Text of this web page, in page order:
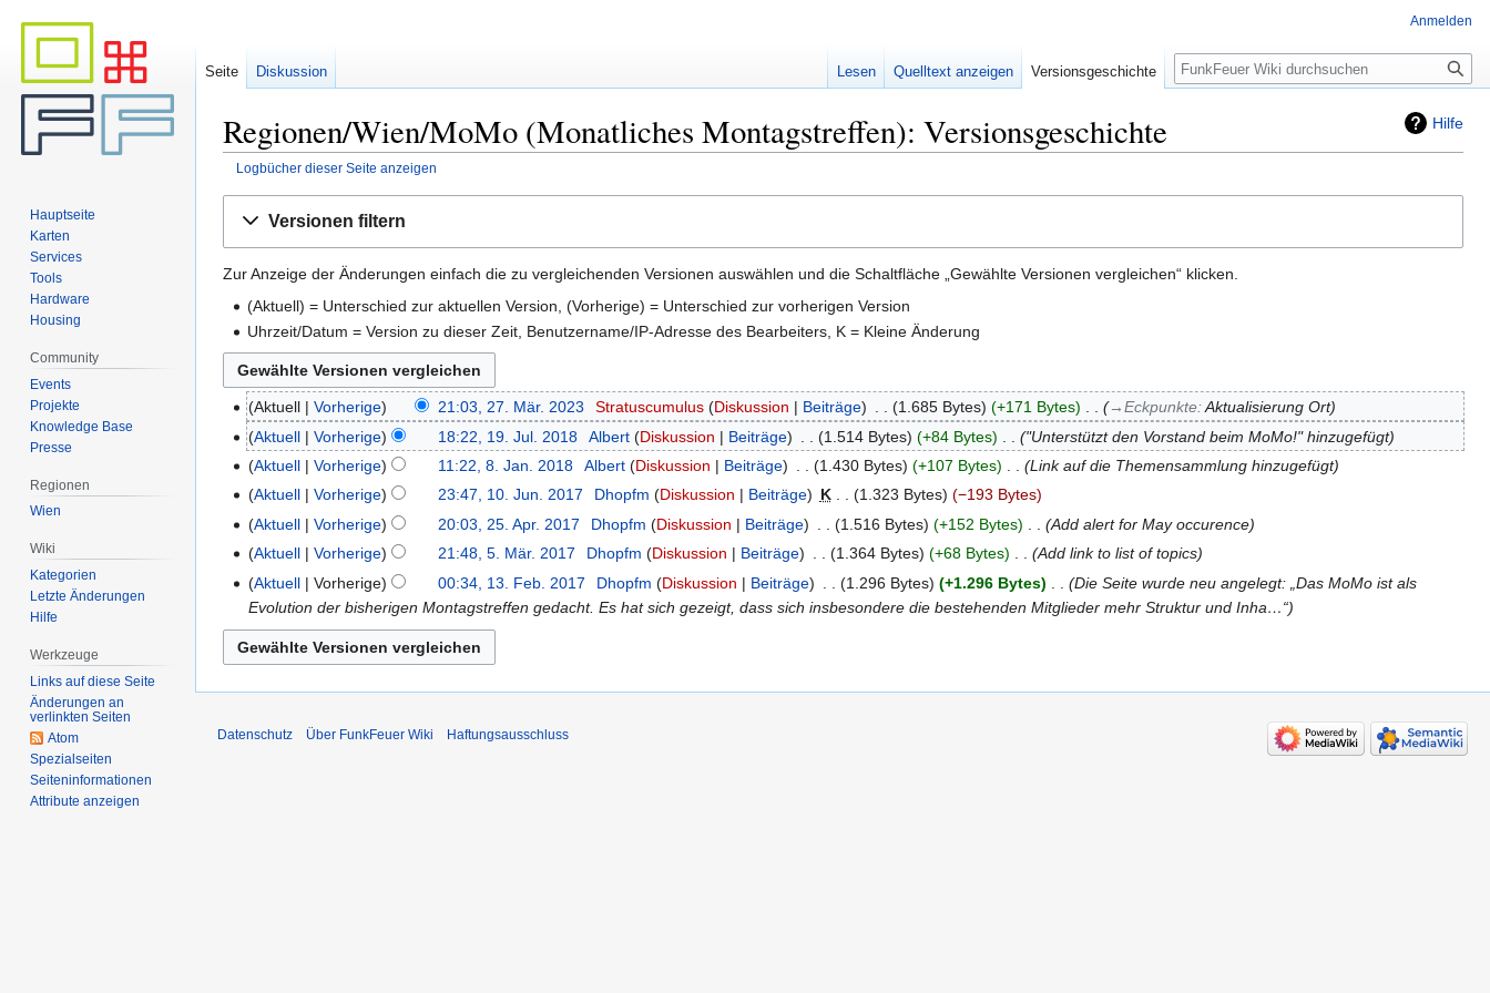
Hilfe
Regionen/Wien/MoMo (Monatliches Montagstreffen): Versionsgeschichte
Logbücher dieser Seite anzeigen
Navigation
Suche
Versionen filtern
Zur Anzeige der Änderungen einfach die zu vergleichenden Versionen auswählen und die Schaltfläche „Gewählte Versionen vergleichen“ klicken.
(Aktuell) = Unterschied zur aktuellen Version, (Vorherige) = Unterschied zur vorherigen Version
Uhrzeit/Datum = Version zu dieser Zeit, Benutzername/IP-Adresse des Bearbeiters, K = Kleine Änderung
Aktuell Vorherige 21:03, 27. Mär. 2023 Stratuscumulus Diskussion Beiträge 1.685 Bytes +171 Bytes →‎Eckpunkte:Aktualisierung Ort
Aktuell
Vorherige 18:22, 19. Jul. 2018 Albert Diskussion Beiträge 1.514 Bytes +84 Bytes
"Unterstützt den Vorstand beim MoMo!" hinzugefügt
Aktuell
Vorherige 11:22, 8. Jan. 2018 Albert Diskussion Beiträge 1.430 Bytes +107 Bytes
Link auf die Themensammlung hinzugefügt
Aktuell
Vorherige 23:47, 10. Jun. 2017 Dhopfm Diskussion Beiträge K 1.323 Bytes
−193 Bytes
Aktuell
Vorherige 20:03, 25. Apr. 2017 Dhopfm Diskussion Beiträge 1.516 Bytes +152 Bytes
Add alert for May occurence
Aktuell
Vorherige 21:48, 5. Mär. 2017 Dhopfm Diskussion Beiträge 1.364 Bytes +68 Bytes
Add link to list of topics
Aktuell
Vorherige 00:34, 13. Feb. 2017 Dhopfm Diskussion Beiträge 1.296 Bytes +1.296 Bytes
Die Seite wurde neu angelegt: „Das MoMo ist als
Evolution der bisherigen Montagstreffen gedacht. Es hat sich gezeigt, dass sich insbesondere die bestehenden Mitglieder mehr Struktur und Inha…“
Anmelden
Seite Diskussion Lesen Quelltext anzeigen Versionsgeschichte
Suche
Hauptseite
Karten
Services
Tools
Hardware
Housing
Community
Events
Projekte
Knowledge Base
Presse
Regionen
Wien
Wiki
Kategorien
Letzte Änderungen
Hilfe
Werkzeuge
Links auf diese Seite
Änderungen an
verlinkten Seiten
Atom
Spezialseiten
Seiten­informationen
Attribute anzeigen
Datenschutz Über FunkFeuer Wiki Haftungsausschluss